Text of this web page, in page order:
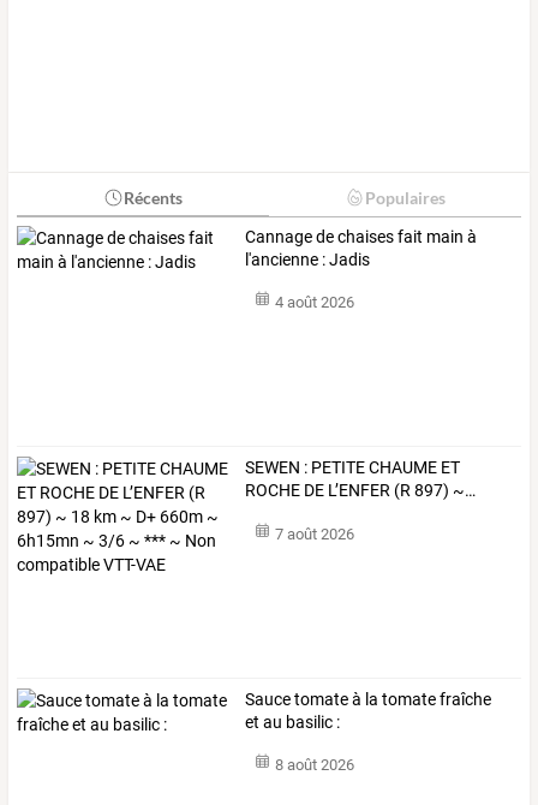
Récents Populaires
Cannage de chaises fait main à
l'ancienne : Jadis
4 août 2026
SEWEN : PETITECHAUME ET
ROCHE DE L’ENFER (R 897) ~…
7 août 2026
Sauce tomate à la tomate fraîche
et au basilic :
8 août 2026